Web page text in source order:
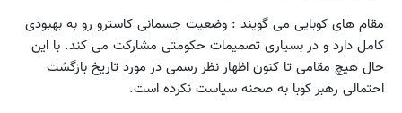
مقام های کوبایی می گویند : وضعیت جسمانی کاسترو رو به بهبودی
کامل دارد و در بسیاری تصمیمات حکومتی مشارکت می کند. با این
حال هیچ مقامی تا کنون اظهار نظر رسمی در مورد تاریخ بازگشت
احتمالی رهبر کوبا به صحنه سیاست نکرده است.